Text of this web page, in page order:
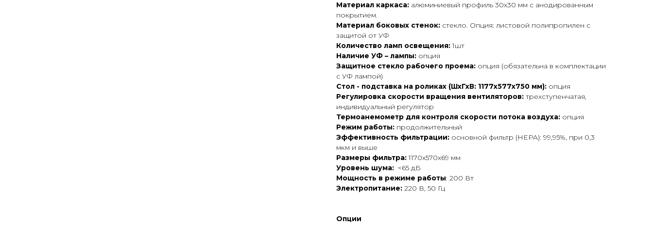
Материал каркаса: алюминиевый профиль 30х30 мм с анодированным
покрытием.
Материал боковых стенок: стекло. Опция: листовой полипропилен с
защитой от УФ
Количество ламп освещения:1шт
Наличие УФ – лампы: опция
Защитное стекло рабочего проема: опция (обязательна в комплектации
с УФ лампой)
Стол - подставка на роликах (ШхГхВ: 1177х577х750 мм): опция
Регулировка скорости вращения вентиляторов: трехступенчатая,
индивидуальный регулятор
Термоанемометр для контроля скорости потока воздуха: опция
Режим работы: продолжительный
Эффективность фильтрации: основной фильтр (HEPA): 99,95%, при 0,3
мкм и выше
Размеры фильтра:1170х570х69 мм
Уровень шума: <65 дБ
Мощность в режиме работы: 200 Вт
Электропитание: 220 В, 50 Гц
Опции